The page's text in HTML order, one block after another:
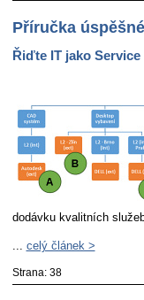
Příručka
Řiďte IT jako
dodávku kvalitních
celý článek >
Strana: 38